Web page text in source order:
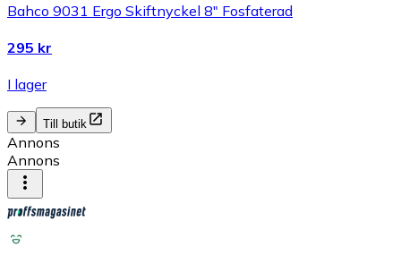
Bahco 9031 Ergo Skiftnyckel 8" Fosfaterad
295 kr
I lager
Till butik
Annons
Annons